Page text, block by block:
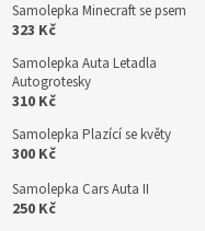
Samolepka Minecraft se psem
323 Kč
Samolepka Auta Letadla
Autogrotesky
310 Kč
Samolepka Plazící se květy
300 Kč
Samolepka Cars Auta II
250 Kč